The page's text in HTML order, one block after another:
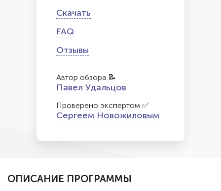
Скачать
FAQ
Отзывы
Автор обзора 📝
Павел Удальцов
Проверено экспертом ✅
Сергеем Новожиловым
ОПИСАНИЕ ПРОГРАММЫ